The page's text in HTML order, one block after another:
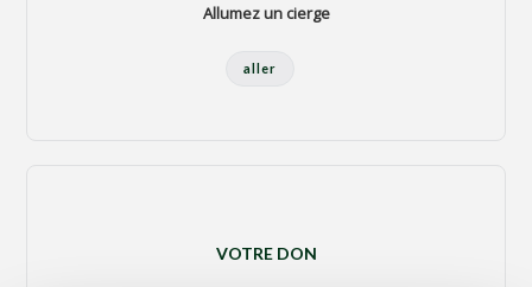
Allumez un cierge
aller
VOTRE DON